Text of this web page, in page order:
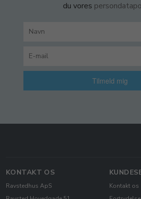
du vores
Tilmeld mig
KONTAKT OS
Ravstedhus ApS
Kontakt os